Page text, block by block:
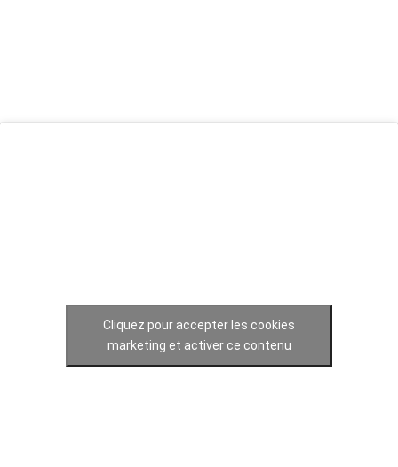
Cliquez pour accepter les cookies
marketing et activer ce contenu